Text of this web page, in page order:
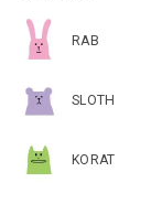
RAB
SLOTH
KORAT